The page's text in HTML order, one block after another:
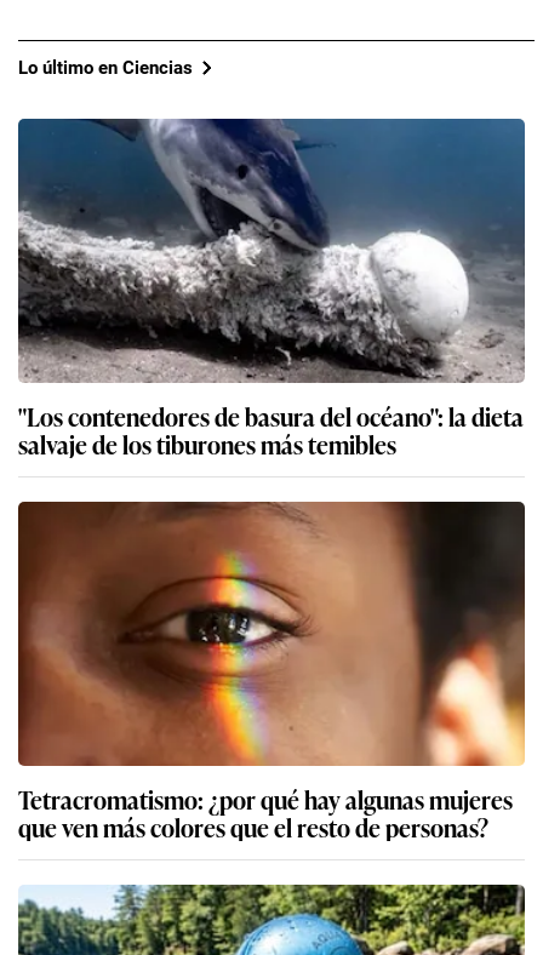
Lo último en Ciencias
"Los contenedores de basura del océano": la dieta
salvaje de los tiburones más temibles
Tetracromatismo: ¿por qué hay algunas mujeres
que ven más colores que el resto de personas?